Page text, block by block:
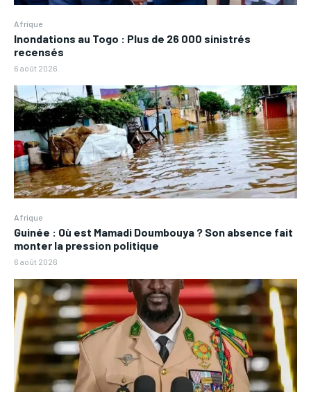
Afrique
Inondations au Togo : Plus de 26 000 sinistrés
recensés
6 août 2026
Afrique
Guinée : Où est Mamadi Doumbouya ? Son absence fait
monter la pression politique
6 août 2026